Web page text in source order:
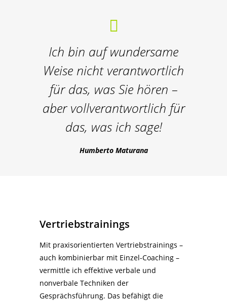
Ich bin auf wundersame
Weise nicht verantwortlich
für das, was Sie hören –
aber vollverantwortlich für
das, was ich sage!
Humberto Maturana
Vertriebstrainings
Mit praxisorientierten Vertriebstrainings –
auch kombinierbar mit Einzel-Coaching –
vermittle ich effektive verbale und
nonverbale Techniken der
Gesprächsführung. Das befähigt die